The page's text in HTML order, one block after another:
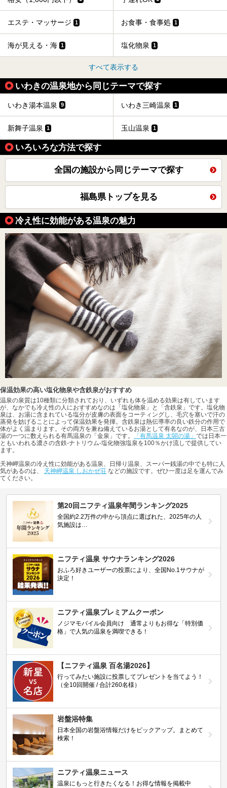
エステ・マッサージ 1 お食事・食事処 1
海が見える・海 1 塩化物泉 1
すべて表示する
いわきの温泉地から同じテーマで探す
いわき湯本温泉 9 いわき三崎温泉 1
新舞子温泉 1 玉山温泉 1
いろいろな方法で探す
全国の施設から同じテーマで探す
福島県トップを見る
冷え性に効能がある温泉の魅力
保温効果の高い塩化物泉や含鉄泉がおすすめ
温泉の泉質は10種類に分類されており、いずれも体を温める効果は有しています
が、なかでも冷え性の人におすすめなのは「塩化物泉」と「含鉄泉」です。塩化物
泉は、お湯に含まれている塩分が皮膚の表面をコーティングし、毛穴を塞いで汗の
蒸発を妨げることによって保温効果を発揮。含鉄泉は熱伝導率の良い鉄分の作用で
体がよく温まります。その両方を兼ね備えているお湯として有名なのが、日本三古
湯の一つに数えられる有馬温泉の「金泉」です。
「有馬温泉 太閤の湯」 では日本一
ともいわれる濃さの含鉄-ナトリウム-塩化物強塩泉を100％かけ流しで提供してい
ます。
天神岬温泉の冷え性に効能がある温泉、日帰り温泉、スーパー銭湯の中でも特に人
気があるのは、 天神岬温泉 しおかぜ荘 などの施設です。ぜひ一度は足を運んでみ
てください。
第20回ニフティ温泉年間ランキング2025
全国約2.2万件の中から頂点に選ばれた、2025年の人
気施設は…
ニフティ温泉 サウナランキング2026
おふろ好きユーザーの投票により、全国No.1サウナが
決定！
ニフティ温泉プレミアムクーポン
ノジマモバイル会員向け 通常よりもお得な「特別価
格」で人気の温泉を満喫できる！
【ニフティ温泉 百名湯2026】
行ってみたい施設に投票してプレゼントを当てよう！
（全10回開催 / 合計260名様）
岩盤浴特集
日本全国の岩盤浴情報だけをピックアップ。まとめて
検索！
ニフティ温泉ニュース
温泉にもっと行きたくなる！お得な情報を掲載中